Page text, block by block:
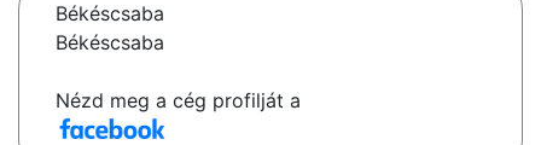
Békéscsaba
Békéscsaba
Nézd meg a cég profilját a